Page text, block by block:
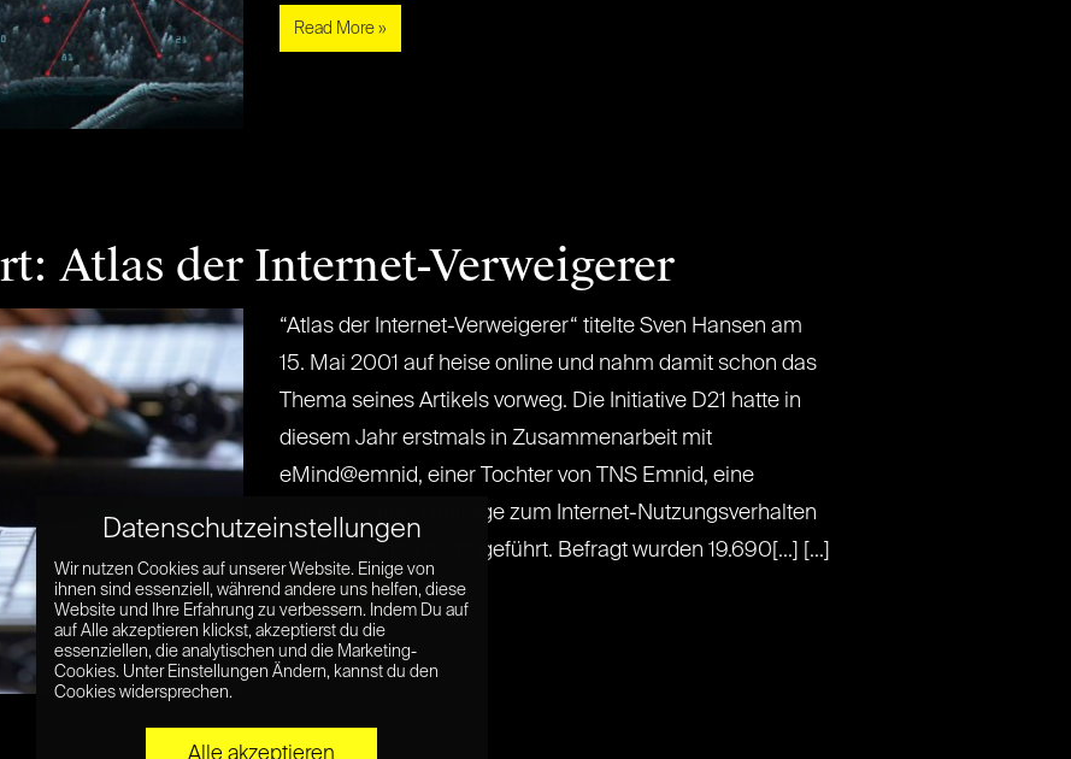
Read More »
Atlas der Internet-Verweigerer
“Atlas der Internet-Verweigerer“ titelte Sven Hansen am
15. Mai 2001 auf heise online und nahm damit schon das
Thema seines Artikels vorweg. Die Initiative D21 hatte in
diesem Jahr erstmals in Zusammenarbeit mit
eMind@emnid, einer Tochter von TNS Emnid, eine
repräsentative Umfrage zum Internet-Nutzungsverhalten
der Deutschen durchgeführt. Befragt wurden 19.690[...] [...]
Read More »
Datenschutzeinstellungen
Wir nutzen Cookies auf unserer Website. Einige von
ihnen sind essenziell, während andere uns helfen, diese
Website und Ihre Erfahrung zu verbessern. Indem Du auf
auf Alle akzeptieren klickst, akzeptierst du die
essenziellen, die analytischen und die Marketing-
Cookies. Unter Einstellungen Ändern, kannst du den
Cookies widersprechen.
Alle akzeptieren